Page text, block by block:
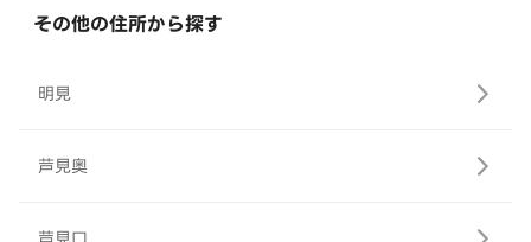
その他の住所から探す
明見
芦見奥